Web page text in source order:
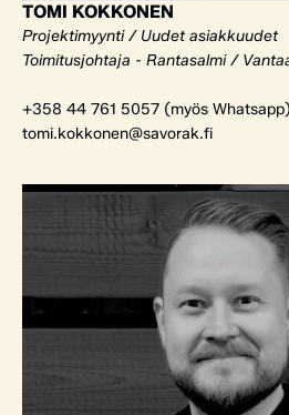
TOMI KOKKONEN
Projektimyynti / Uudet asiakkuudet
Toimitusjohtaja - Rantasalmi /
+358 44 761 5057 (myös Whatsapp)
tomi.kokkonen@savorak.fi